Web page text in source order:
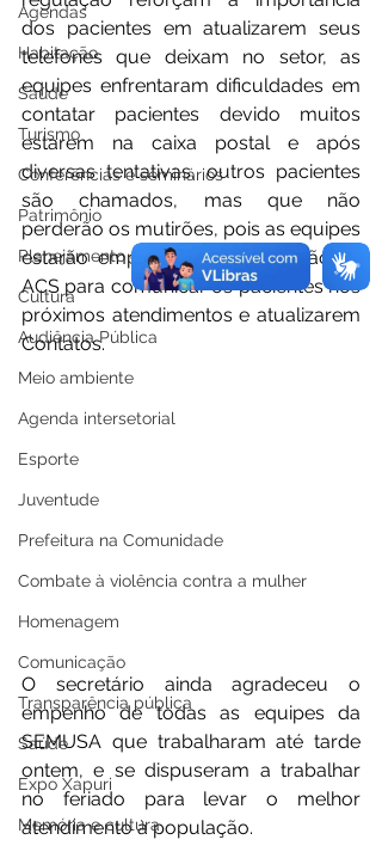
Agendas
Habitação
Saúde
Turismo
Conferências e seminários
Patrimônio
Planejamento estratégico
Cultura
Audiência Pública
Meio ambiente
Agenda intersetorial
Esporte
Juventude
Prefeitura na Comunidade
Combate à violência contra a mulher
Homenagem
Comunicação
Transparência pública
Saúde
Expo Xapuri
Memória e cultura
dos pacientes em atualizarem seus
telefones que deixam no setor, as
equipes enfrentaram dificuldades em
contatar pacientes devido muitos
estarem na caixa postal e após
diversas tentativas, outros pacientes
são chamados, mas que não
perderão os mutirões, pois as equipes
estarão empenhadas e acionarão os
ACS para comunicar os pacientes nos
próximos atendimentos e atualizarem
Contatos.
O secretário ainda agradeceu o
empenho de todas as equipes da
SEMUSA que trabalharam até tarde
ontem, e se dispuseram a trabalhar
no feriado para levar o melhor
atendimento à população.